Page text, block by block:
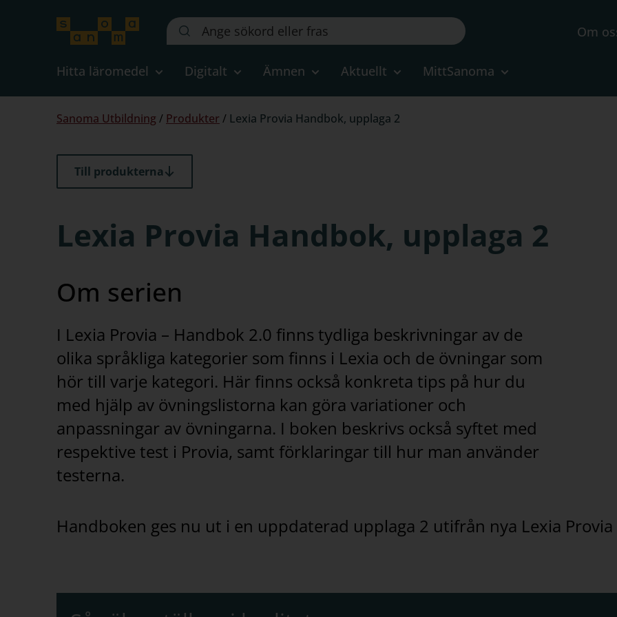
Sök
på
webbplatsen::
Om
Hitta läromedel Digitalt Ämnen Aktuellt MittSanoma
Du
här:
Sanoma Utbildning / Produkter / Lexia Provia Handbok, upplaga 2
Till produkterna
Lexia Provia Handbok, upplaga 2
Om serien
I Lexia Provia – Handbok 2.0 finns tydliga beskrivningar av de
olika språkliga kategorier som finns i Lexia och de övningar som
hör till varje kategori. Här finns också konkreta tips på hur du
med hjälp av övningslistorna kan göra variationer och
anpassningar av övningarna. I boken beskrivs också syftet med
respektive test i Provia, samt förklaringar till hur man använder
testerna.
Handboken ges nu ut i en uppdaterad upplaga 2 utifrån nya Lexia Provia